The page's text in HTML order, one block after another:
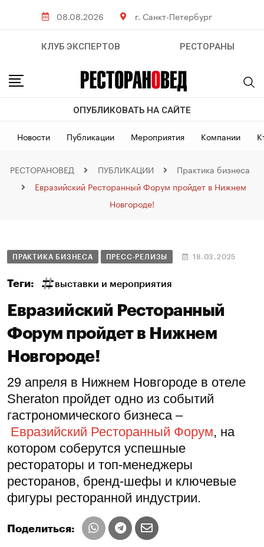
08.08.2026 г. Санкт-Петербург
КЛУБ ЭКСПЕРТОВ РЕСТОРАНЫ
ОПУБЛИКОВАТЬ НА САЙТЕ
Новости Публикации Мероприятия Компании
РЕСТОРАНОВЕД ПУБЛИКАЦИИ
Практика бизнеса
Евразийский Ресторанный Форум пройдет в Нижнем
Новгороде!
ПРАКТИКА БИЗНЕСА ПРЕСС-РЕЛИЗЫ 18.03.2025
Теги: выставки и мероприятия
Евразийский Ресторанный
Форум пройдет в Нижнем
Новгороде!
29 апреля в Нижнем Новгороде в отеле
Sheraton пройдет одно из событий
гастрономического бизнеса –
Евразийский Ресторанный Форум, на
котором соберутся успешные
рестораторы и топ-менеджеры
ресторанов, бренд-шефы и ключевые
фигуры ресторанной индустрии.
Поделиться: